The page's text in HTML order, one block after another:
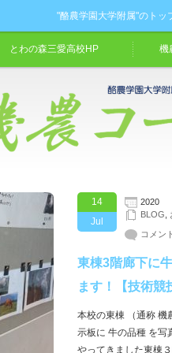
"酪農学園大学附属"のトッ
とわの森三愛高校HP 機
14
Jul
2020
BLOG
コメン
東棟3階廊下に
ます！【技術競
本校の東棟 （通称 機
示板に 牛の品種 を写
やってきました東棟